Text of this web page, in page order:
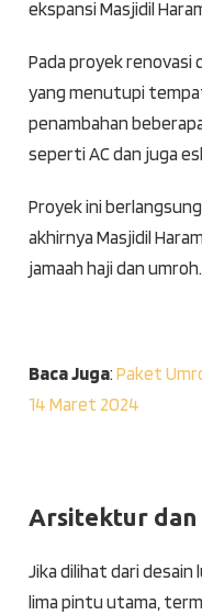
ekspansi Masjidil
Pada proyek renovasi
yang menutupi
penambahan
seperti AC dan juga
Proyek ini
akhirnya Masjidil
jamaah haji dan umroh.
Baca Juga: Paket
14 Maret 2024
Arsitektur dan
Jika dilihat dari desain
lima pintu utama,